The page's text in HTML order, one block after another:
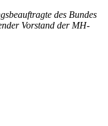
des Bundes
Vorstand der MH-